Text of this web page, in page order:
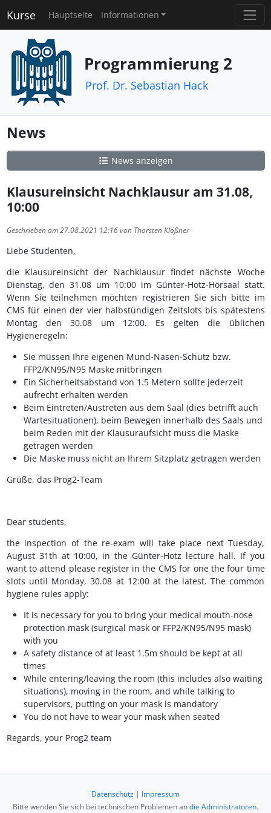
Kurse Hauptseite Informationen
Programmierung 2
Prof. Dr. Sebastian Hack
News
News anzeigen
Klausureinsicht Nachklausur am 31.08,
10:00
Geschrieben am 27.08.2021 12:16 von Thorsten Klößner
Liebe Studenten,
die Klausureinsicht der Nachklausur findet nächste Woche
Dienstag, den 31.08 um 10:00 im Günter-Hotz-Hörsaal statt.
Wenn Sie teilnehmen möchten registrieren Sie sich bitte im
CMS für einen der vier halbstündigen Zeitslots bis spätestens
Montag den 30.08 um 12:00. Es gelten die üblichen
Hygieneregeln:
Sie müssen Ihre eigenen Mund-Nasen-Schutz bzw.
FFP2/KN95/N95 Maske mitbringen
Ein Sicherheitsabstand von 1.5 Metern sollte jederzeit
aufrecht erhalten werden
Beim Eintreten/Austreten aus dem Saal (dies betrifft auch
Wartesituationen), beim Bewegen innerhalb des Saals und
beim Reden mit der Klausuraufsicht muss die Maske
getragen werden
Die Maske muss nicht an Ihrem Sitzplatz getragen werden
Grüße, das Prog2-Team
Dear students,
the inspection of the re-exam will take place next Tuesday,
August 31th at 10:00, in the Günter-Hotz lecture hall. If you
want to attend please register in the CMS for one the four time
slots until Monday, 30.08 at 12:00 at the latest. The common
hygiene rules apply:
It is necessary for you to bring your medical mouth-nose
protection mask (surgical mask or FFP2/KN95/N95 mask)
with you
A safety distance of at least 1.5m should be kept at all
times
While entering/leaving the room (this includes also waiting
situations), moving in the room, and while talking to
supervisors, putting on your mask is mandatory
You do not have to wear your mask when seated
Regards, your Prog2 team
Datenschutz | Impressum
Bitte wenden Sie sich bei technischen Problemen andie Administratoren.